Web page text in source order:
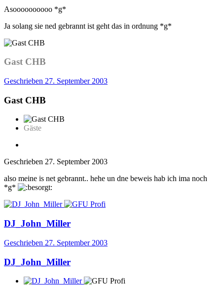
Asoooooooooo *g*
Ja solang sie ned gebrannt ist geht das in ordnung *g*
Gast CHB
Geschrieben 27. September 2003
Gast CHB
Gäste
Geschrieben 27. September 2003
also meine is net gebrannt.. hehe un dne beweis hab ich ima noch
*g*
DJ_John_Miller
Geschrieben 27. September 2003
DJ_John_Miller